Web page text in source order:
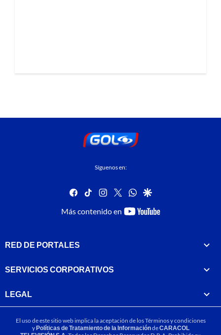
Síguenos en:
facebook
tiktok instagram
twitterwhatsapp
google
Más contenido en
youtube-
RED DE PORTALES
SERVICIOS CORPORATIVOS
LEGAL
El uso de este sitio web implica la aceptación de losTérminos y condiciones
yPolíticas de Tratamiento de la InformacióndeCARACOL